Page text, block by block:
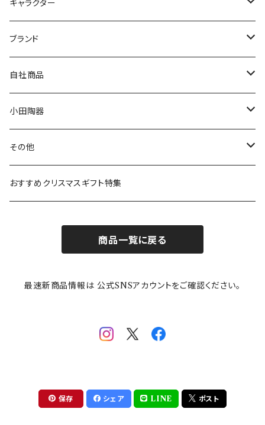
九谷焼
マグ＆カップ
プレート
ボウル
ガラスウェア
カトラリー
キャラクター
ムーミン
80th記念アイテム
リトルミイの日記念アイテム
MOOMIN ANIMATION
スヌーピー
ピーターラビット
ポケットモンスター
mofusand（モフサンド）
mofsand×日比谷花壇
ちびまる子ちゃんandクレヨンしんちゃん
ブランド
LA AMYS(エミーズ)
LISA LARSON(リサラーソン)
LAURA ASHLEY(ローラ アシュレイ)
Finlayson(フィンレイソン)
HANAE MORI(ハナエモリ)
THE BEATLES(ザ・ビートルズ)
【山加商店×yaeko】migratory bird
自社商品
ねこ企画
Cecera(セセラ)
CELEC(セレック)
隅切り重箱
HAPPY DINING(ハッピーダイニング)
小田陶器
さざなみ
吉祥
メイメイウェア
SoSo(ソソ）
その他
リサイクル食器
おすすめクリスマスギフト特集
商品一覧に戻る
最速新商品情報は 公式SNSアカウントをご確認ください。
保存 シェア LINE ポスト